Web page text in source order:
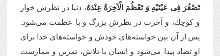
تَصْغُرَ فِی‏ عَیْنَیْهِ وَ تَعْظُمَ الْآخِرَةُ عِنْدَهُ، دنیا در نظرش خوار
و كوچك، و آخرت در نظرش بزرگ و با عظمت می‌شود.
پس از آن بین خواسته‌های خودش و خواسته‌های خدا برای
او تضاد پیدا می‌شود و انسان با تلاش، تمرین و ممارست